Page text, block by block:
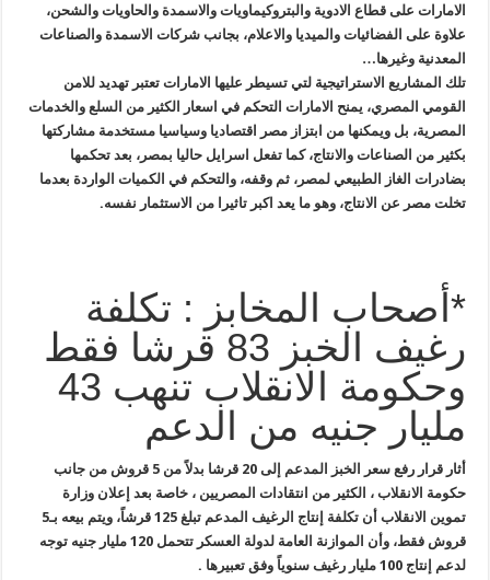
الامارات على قطاع الادوية والبتروكيماويات والاسمدة والحاويات والشحن،
علاوة على الفضائيات والميديا والاعلام، بجانب شركات الاسمدة والصناعات
المعدنية وغيرها…
تلك المشاريع الاستراتيجية لتي تسيطر عليها الامارات تعتبر تهديد للامن
القومي المصري، يمنح الامارات التحكم في اسعار الكثير من السلع والخدمات
المصرية، بل ويمكنها من ابتزاز مصر اقتصاديا وسياسيا مستخدمة مشاركتها
بكثير من الصناعات والانتاج، كما تفعل اسرايل حاليا بمصر، بعد تحكمها
بضادرات الغاز
الطبيعي لمصر، ثم وقفه، والتحكم في الكميات الواردة بعدما
تخلت مصر عن الانتاج، وهو ما يعد اكبر تاثيرا من الاستثمار نفسه.
*أصحاب المخابز : تكلفة
رغيف الخبز 83 قرشا فقط
وحكومة الانقلاب تنهب 43
مليار جنيه من الدعم
أثار قرار رفع سعر الخبز المدعم إلى 20 قرشا بدلاً من 5 قروش من جانب
حكومة الانقلاب ، الكثير من انتقادات المصريين ، خاصة بعد إعلان وزارة
تموين الانقلاب أن تكلفة إنتاج الرغيف المدعم تبلغ 125 قرشاً، ويتم بيعه بـ5
قروش فقط، وأن الموازنة العامة لدولة العسكر تتحمل 120 مليار جنيه توجه
لدعم إنتاج 100 مليار رغيف سنوياً وفق تعبيرها .